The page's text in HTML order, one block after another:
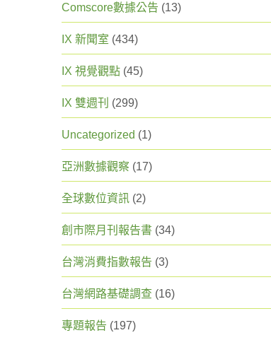
Comscore數據公告 (13)
IX 新聞室 (434)
IX 視覺觀點 (45)
IX 雙週刊 (299)
Uncategorized (1)
亞洲數據觀察 (17)
全球數位資訊 (2)
創市際月刊報告書 (34)
台灣消費指數報告 (3)
台灣網路基礎調查 (16)
專題報告 (197)